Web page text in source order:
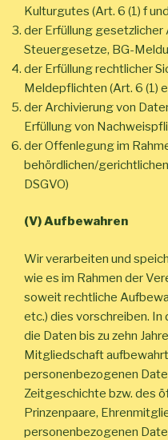
Kulturgutes (Art. 6 (1) f
der Erfüllung gesetzlicher
Steuergesetze, BG-
der Erfüllung rechtlicher
Meldepflichten (Art. 6 (1) e
der Archivierung von
Erfüllung von
der Offenlegung im
behördlichen/
DSGVO)
(V) Aufbewahren
Wir verarbeiten und
wie es im Rahmen der
soweit rechtliche
etc.) dies vorschreiben.
die Daten bis zu zehn
Mitgliedschaft
personenbezogenen
Zeitgeschichte bzw. des
Prinzenpaare,
personenbezogenen